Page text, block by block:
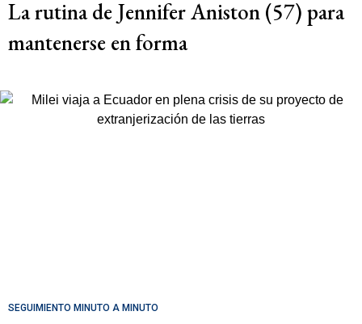
La rutina de Jennifer Aniston (57) para
mantenerse en forma
SEGUIMIENTO MINUTO A MINUTO